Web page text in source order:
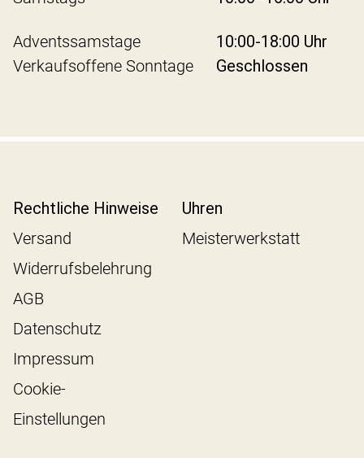
Adventssamstage
10:00-18:00 Uhr
Verkaufsoffene Sonntage
Geschlossen
Rechtliche Hinweise
Versand
Widerrufsbelehrung
AGB
Datenschutz
Impressum
Cookie-
Einstellungen
Uhren
Meisterwerkstatt